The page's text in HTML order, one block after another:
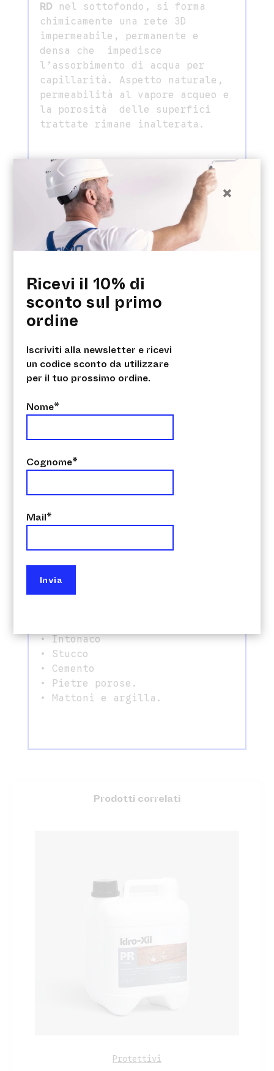
RD nel sottofondo, si forma
chimicamente una rete 3D
impermeabile, permanente e
densa che impedisce
l’assorbimento di acqua per
capillarità. Aspetto naturale,
permeabilità al vapore acqueo e
la porosità delle superfici
trattate rimane inalterata.
VANTAGGI
Applicazione semplice e veloce
senza iniezione
• Protezione superficiale
lunga durata
• Prevenzione delle
fessurazioni superficiali
• Nessuna alterazione
dell’aspetto
• Assenza di resine al 100% →
• Penetrante in profondità →
Resistente agli agenti
superficie → Non è necessario
Ideale per superfici edili
interne e/o esterne, assorbenti
e non trattate, realizzate con
• Intonaco
• Stucco
• Cemento
• Pietre porose.
• Mattoni e argilla.
Prodotti correlati
Protettivi
Ricevi il 10% di
sconto sul primo
ordine
Iscriviti alla newsletter e ricevi
un codice sconto da utilizzare
per il tuo prossimo ordine.
Nome*
Cognome*
Mail*
×